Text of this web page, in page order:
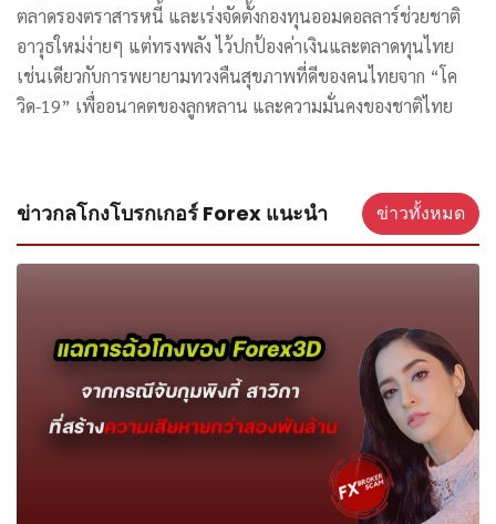
ตลาดรองตราสารหนี้ และเร่งจัดตั้งกองทุนออมดอลลาร์ช่วยชาติ
อาวุธใหม่ง่ายๆ แต่ทรงพลัง ไว้ปกป้องค่าเงินและตลาดทุนไทย
เช่นเดียวกับการพยายามทวงคืนสุขภาพที่ดีของคนไทยจาก “โค
วิด-19” เพื่ออนาคตของลูกหลาน และความมั่นคงของชาติไทย
ข่าวกลโกงโบรกเกอร์ Forex แนะนำ ข่าวทั้งหมด